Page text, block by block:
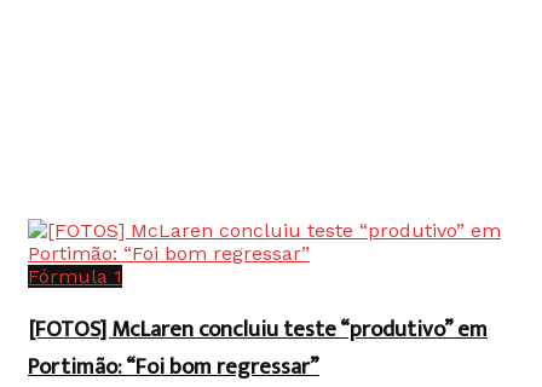
Fórmula 1
[FOTOS] McLaren concluiu teste “produtivo” em
Portimão: “Foi bom regressar”